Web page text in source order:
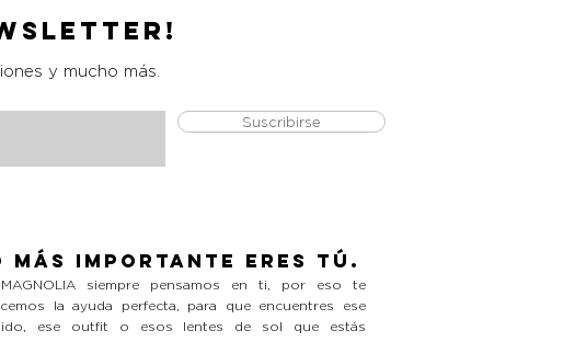
y mucho más.
Suscribirse
más importante eres tú.
siempre pensamos en ti, por eso te
la ayuda perfecta, para que encuentres ese
ese outfit o esos lentes de sol que estás